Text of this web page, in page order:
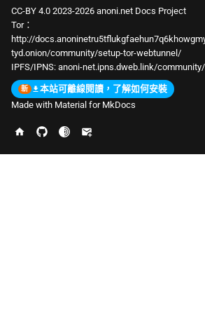
CC-BY 4.0 2023-2026 anoni.net Docs Project
Tor：
http://
tyd.onion/community/setup-tor-webtunnel/
IPFS/IPNS: anoni-net.ipns.dweb.link/
本站可離線閱讀，了解如何安裝
Made with Material for MkDocs